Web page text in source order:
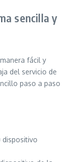
sencilla y
fácil y
del servicio de
paso a paso
dispositivo